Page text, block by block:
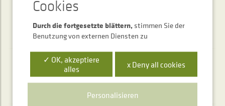
Telefonischer Auskunftsservice
+34 948 563 511
Durch die fortgesetzte blättern, stimmen Sie der
Benutzung von externen Diensten zu
✓ OK, akzeptiere
alles
x Deny all cookies
Personalisieren